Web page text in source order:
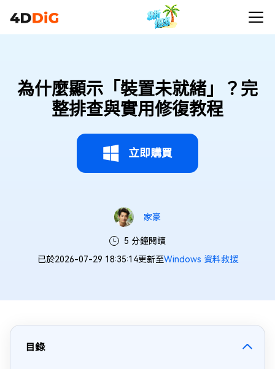
為什麼顯示「裝置未就緒」？完
整排查與實用修復教程
立即購買
家豪
5 分鐘閱讀
已於2026-07-29 18:35:14更新至Windows 資料救援
目錄